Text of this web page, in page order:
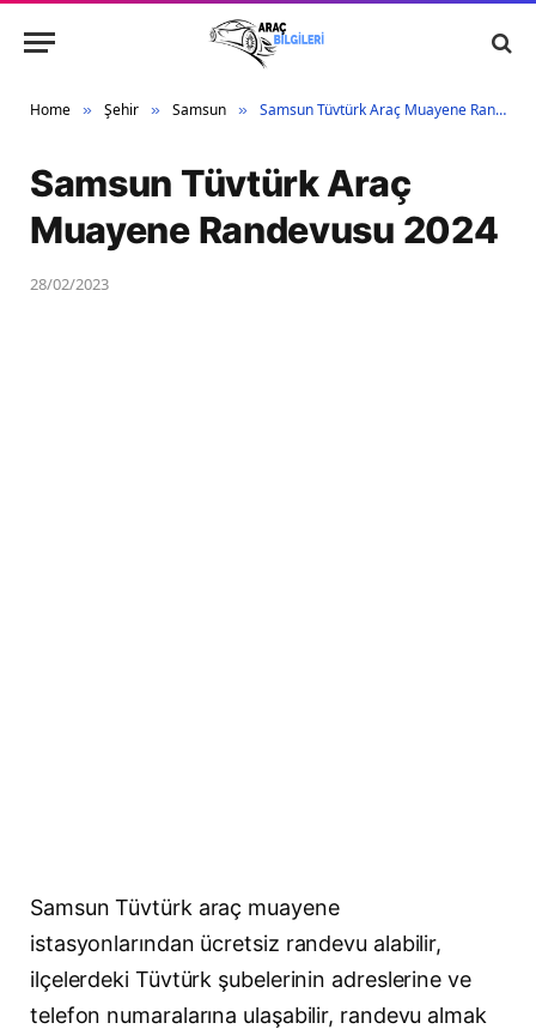
Home » Şehir » Samsun » Samsun Tüvtürk Araç Muayene Randevusu 2024
Samsun Tüvtürk Araç
Muayene Randevusu 2024
28/02/2023
Samsun Tüvtürk araç muayene
istasyonlarından ücretsiz randevu alabilir,
ilçelerdeki Tüvtürk şubelerinin adreslerine ve
telefon numaralarına ulaşabilir, randevu almak